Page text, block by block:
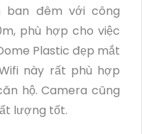
ban đêm với công
phù hợp cho việc
Plastic đẹp mắt
này rất phù hợp
hộ. Camera cũng
lượng tốt.